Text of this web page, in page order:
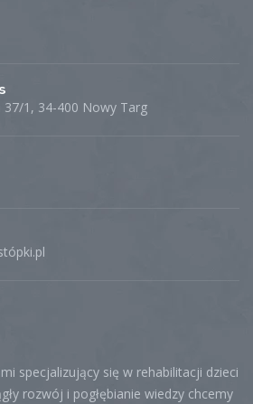
37/1, 34-400 Nowy Targ
specjalizujący się w rehabilitacji dzieci
rozwój i pogłębianie wiedzy chcemy